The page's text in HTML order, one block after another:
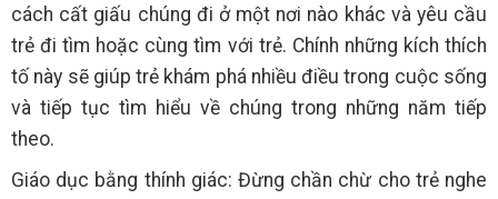
cách cất giấu chúng đi ở một nơi nào khác và yêu cầu
trẻ đi tìm hoặc cùng tìm với trẻ. Chính những kích thích
tố này sẽ giúp trẻ khám phá nhiều điều trong cuộc sống
và tiếp tục tìm hiểu về chúng trong những năm tiếp
theo.
Giáo dục bằng thính giác: Đừng chần chừ cho trẻ nghe